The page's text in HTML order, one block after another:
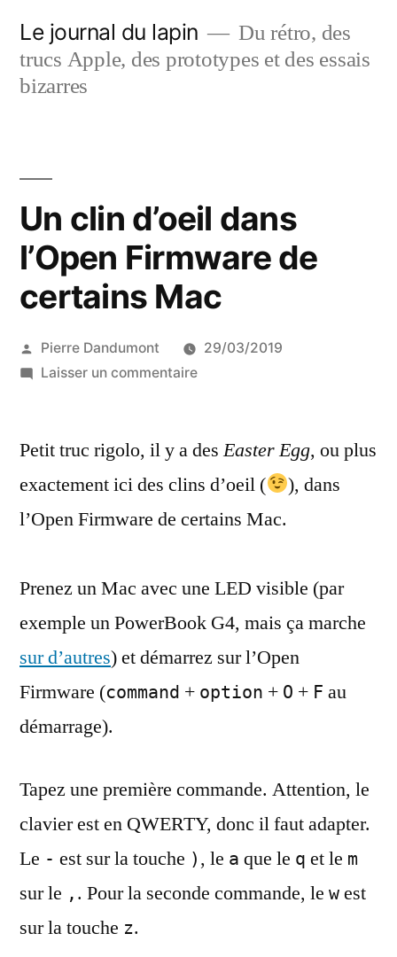
contenu
Le journal du lapin
Du rétro, des
trucs Apple, des prototypes et des essais
bizarres
Un clin d’oeil dans
l’Open Firmware de
certains Mac
Publié
par
Pierre Dandumont
29/03/2019
Laisser un commentairesur
d’oeil
l’Open
Firmware
Mac
Petit truc rigolo, il y a desEaster Egg, ou plus
exactement ici des clins d’oeil (
), dans
l’Open Firmware de certains Mac.
Prenez un Mac avec une LED visible (par
exemple un PowerBook G4, mais ça marche
sur d’autres) et démarrez sur l’Open
Firmware (command + option + O + F au
démarrage).
Tapez une première commande. Attention, le
clavier est en QWERTY, donc il faut adapter.
Le - est sur la touche ) , le a que le q et le m
sur le , . Pour la seconde commande, le w est
sur la touche z.